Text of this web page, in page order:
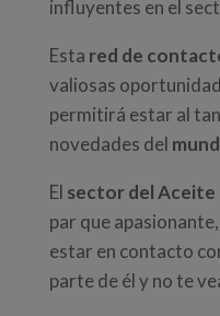
influyentes en el
Esta red de
valiosas
permitirá estar al
novedades del
El sector del Aceite
par que
estar en contacto
parte de él y no te